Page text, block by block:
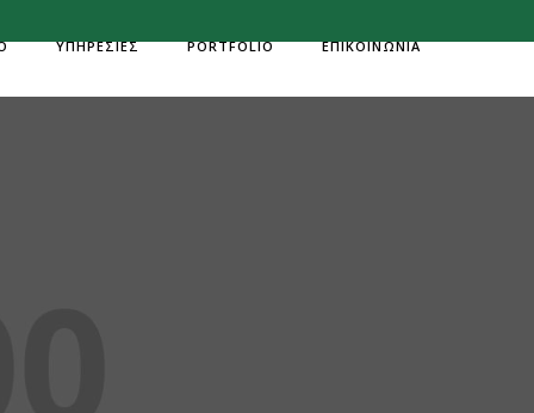
ΥΠΗΡΕΣΙΕΣ PORTFOLIO ΕΠΙΚΟΙΝΩΝΙΑ